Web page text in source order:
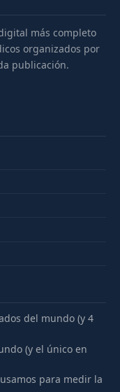
más completo
organizados por
publicación.
del mundo (y 4
(y el único en
para medir la